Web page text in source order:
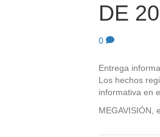
DE
0
Entrega
Los hechos
informativa en
MEGAVISIÓN,